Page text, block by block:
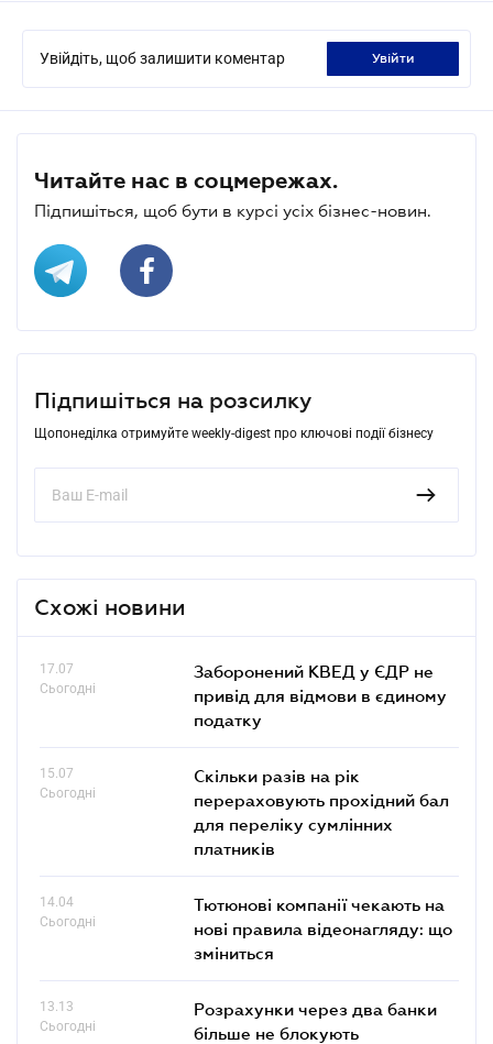
Увійдіть, щоб залишити коментар увійти
Читайте нас в соцмережах.
Підпишіться, щоб бути в курсі усіх бізнес-новин.
Підпишіться на розсилку
Щопонеділка отримуйте weekly-digest про ключові події бізнесу
Схожі новини
17.07
Сьогодні
Заборонений КВЕД у ЄДР не
привід для відмови в єдиному
податку
15.07
Сьогодні
Скільки разів на рік
перераховують прохідний бал
для переліку сумлінних
платників
14.04
Сьогодні
Тютюнові компанії чекають на
нові правила відеонагляду: що
зміниться
13.13
Сьогодні
Розрахунки через два банки
більше не блокують